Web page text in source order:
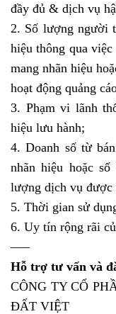
đầy đủ & dịch vụ
2. Số lượng người
hiệu thông qua
mang nhãn hiệu
hoạt động quảng
3. Phạm vi lãnh
hiệu lưu hành;
4. Doanh số từ
nhãn hiệu hoặc
lượng dịch vụ được
5. Thời gian sử
6. Uy tín rộng rãi
—–
Hỗ trợ tư vấn và
CÔNG TY CỔ
ĐẤT VIỆT